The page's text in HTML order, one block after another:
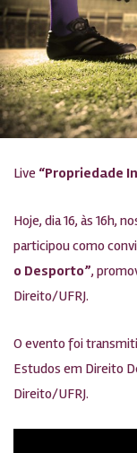
Live “Propriedade
Hoje, dia 16, às 16h,
participou como
o Desporto”,
Direito/UFRJ.
O evento foi
Estudos em Direito
Direito/UFRJ.